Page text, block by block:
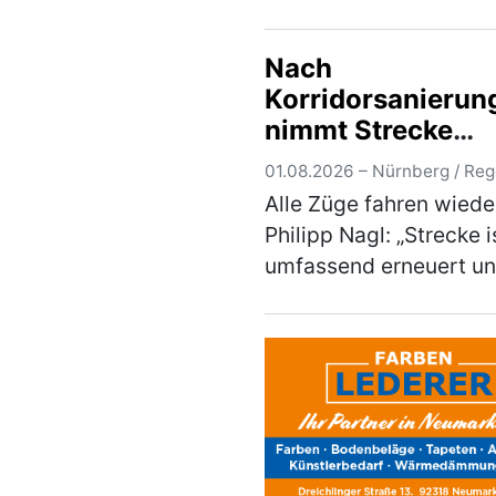
Feuerwehren zugute Der
Deutsch-
Gemei… (mehr)
Nach
nimmt Strecke
Nürnberg –
Regensburg
Betrieb
01.08.2026 – Nürnberg /
Alle Züge fahren
Philipp Nagl: „Strecke
umfassend erneuert
dreistelligen
abgesenkt • Positive
zu Umleiterkonzept
(mehr)